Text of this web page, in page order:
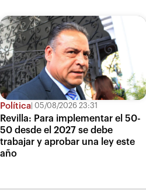
Política 05/08/2026 23:31
Revilla: Para implementar el 50-
50 desde el 2027 se debe
trabajar y aprobar una ley este
año